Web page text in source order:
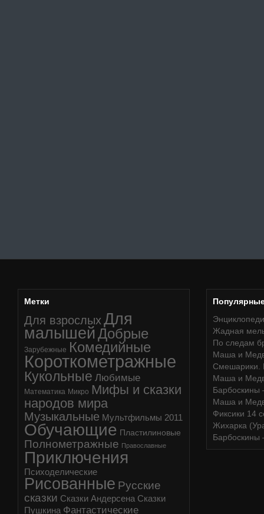
Метки
Для взрослых Для
малышей Добрые
Зарубежные Комедийные
Короткометражные
Кукольные Любимые
Математика Микро Мифы и сказки
народов мира
Музыкальные Мультфильмы 2011
Обучающие Пластилиновые
Полнометражные Православные
Приключения
Психоделические
Рисованные Русские
сказки Сказки Андерсена Сказки
Пушкина Фантастические
Жадная
По следам
Маша и
Смешарики.
Маша и
Барбоскины
Маша и
Фиксики 14
Жихарка
Барбоскины